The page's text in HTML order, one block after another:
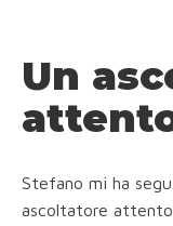
Un
Stefano mi ha
ascoltatore attento